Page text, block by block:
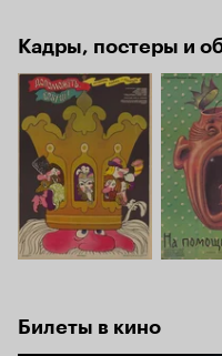
Кадры, постеры и
Билеты в кино